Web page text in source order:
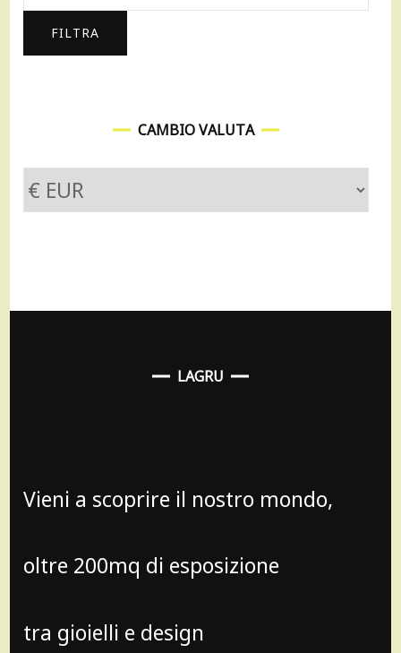
FILTRA
CAMBIO VALUTA
LAGRU
Vieni a scoprire il nostro mondo,
oltre 200mq di esposizione
tra gioielli e design